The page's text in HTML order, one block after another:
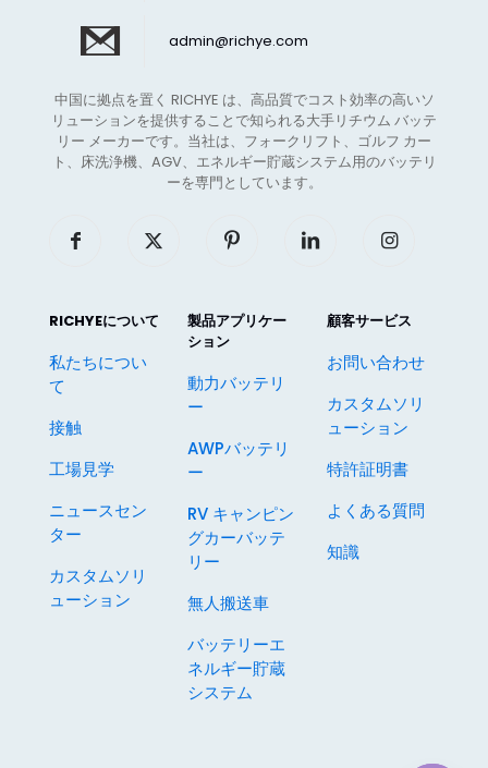
admin@richye.com
中国に拠点を置く RICHYE は、高品質でコスト効率の高いソ
リューションを提供することで知られる大手リチウム バッテ
リー メーカーです。当社は、フォークリフト、ゴルフ カー
ト、床洗浄機、AGV、エネルギー貯蔵システム用のバッテリ
ーを専門としています。
RICHYEについて
私たちについ
て
接触
工場見学
ニュースセン
ター
カスタムソリ
ューション
製品アプリケー
ション
動力バッテリ
ー
AWPバッテリ
ー
RV キャンピン
グカーバッテ
リー
無人搬送車
バッテリーエ
ネルギー貯蔵
システム
顧客サービス
お問い合わせ
カスタムソリ
ューション
特許証明書
よくある質問
知識